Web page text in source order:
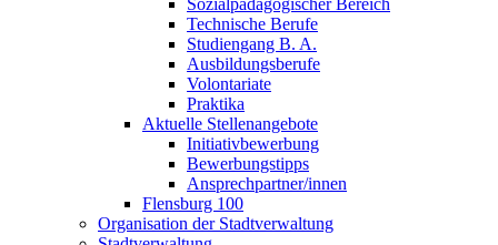
Sozialpädagogischer Bereich
Technische Berufe
Studiengang B. A.
Ausbildungsberufe
Volontariate
Praktika
Aktuelle Stellenangebote
Initiativbewerbung
Bewerbungstipps
Ansprechpartner/innen
Flensburg 100
Organisation der Stadtverwaltung